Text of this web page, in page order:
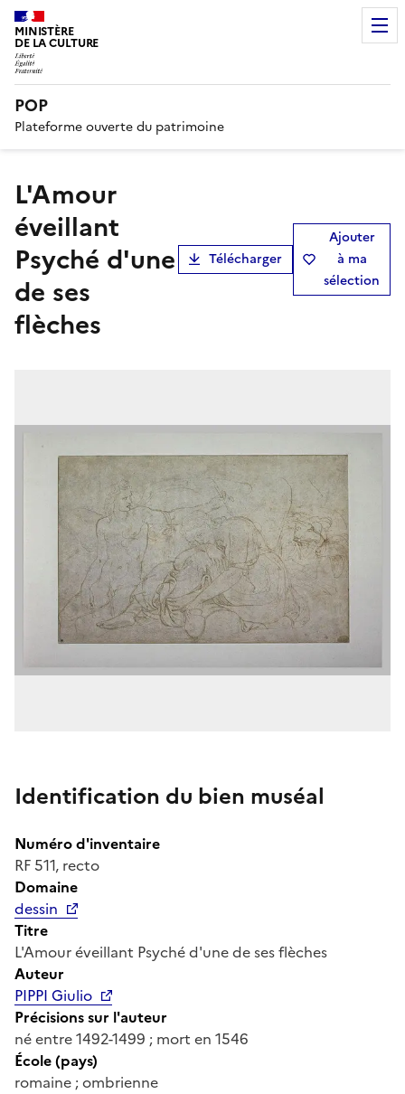
MINISTÈRE
DE LA CULTURE
POP
Plateforme ouverte du patrimoine
L'Amour
éveillant
Psyché d'une
de ses
flèches
Télécharger
Ajouter
à ma
sélection
Identification du bien muséal
Numéro d'inventaire
RF 511, recto
Domaine
dessin
Titre
L'Amour éveillant Psyché d'une de ses flèches
Auteur
PIPPI Giulio
Précisions sur l'auteur
né entre 1492-1499 ; mort en 1546
École (pays)
romaine ; ombrienne